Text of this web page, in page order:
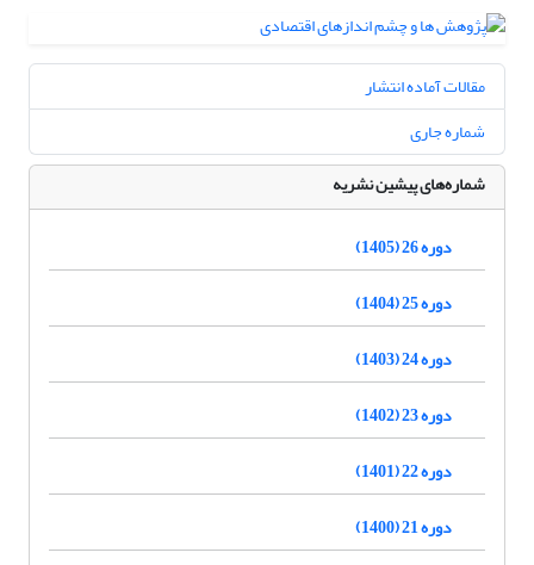
مقالات آماده انتشار
شماره جاری
شماره‌های پیشین نشریه
دوره 26 (1405)
دوره 25 (1404)
دوره 24 (1403)
دوره 23 (1402)
دوره 22 (1401)
دوره 21 (1400)